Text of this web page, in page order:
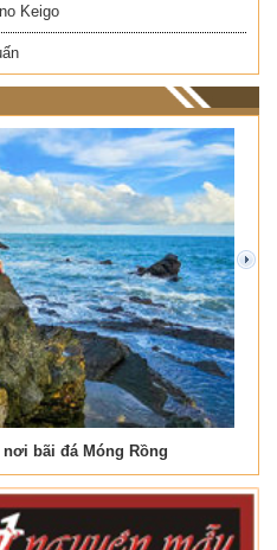
Keigo
bãi đá Móng Rồng
next